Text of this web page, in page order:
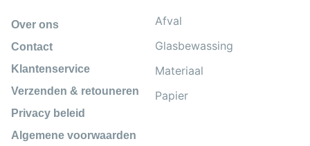
Over ons
Contact
Klantenservice
Verzenden & retouneren
Privacy beleid
Algemene voorwaarden
Afval
Glasbewassing
Materiaal
Papier